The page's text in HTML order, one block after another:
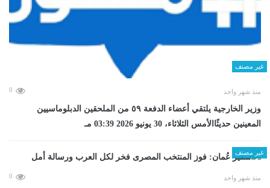
غير مصنف
منذ شهر واحد 0
وزير الخارجية يلتقي أعضاء الدفعة ٥٩ من الملحقين الدبلوماسيين
المعينين حديثًاالأمس الثلاثاء، 30 يونيو 2026 03:39 مـ
غير مصنف
منذ شهر واحد 0